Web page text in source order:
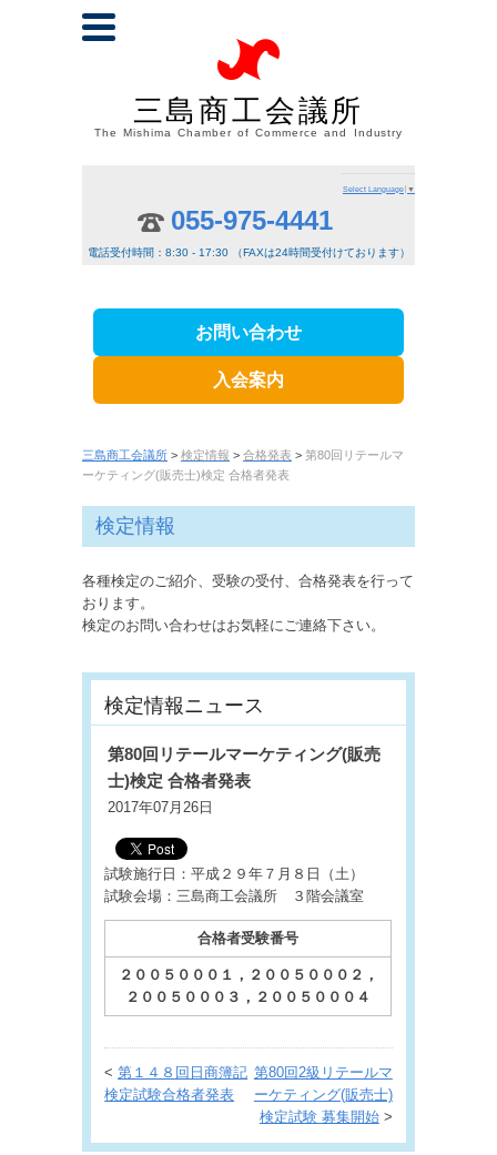
三島商工会議所
The Mishima Chamber of Commerce and Industry
Select Language ▼
055-975-4441
電話受付時間：8:30 - 17:30 （FAXは24時間受付けております）
お問い合わせ
入会案内
三島商工会議所 > 検定情報 > 合格発表 > 第80回リテールマ
ーケティング(販売士)検定 合格者発表
検定情報
各種検定のご紹介、受験の受付、合格発表を行って
おります。
検定のお問い合わせはお気軽にご連絡下さい。
検定情報ニュース
第80回リテールマーケティング(販売
士)検定 合格者発表
2017年07月26日
試験施行日：平成２９年７月８日（土）
試験会場：三島商工会議所 ３階会議室
合格者受験番号
２００５０００１，２００５０００２，
２００５０００３，２００５０００４
<第１４８回日商簿記
検定試験合格者発表
第80回2級リテールマ
ーケティング(販売士)
検定試験 募集開始>